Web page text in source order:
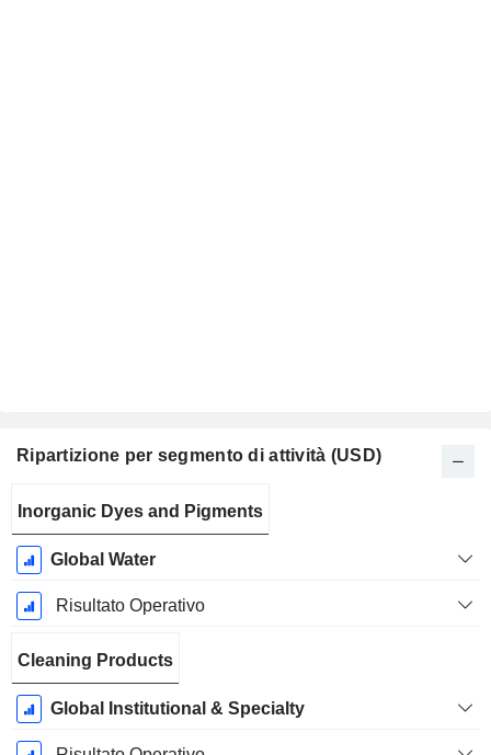
Ripartizione per segmento di attività (USD)
Fiscale:
Dicembre
Inorganic Dyes and Pigments
Global Water
Risultato Operativo
Cleaning Products
Global Institutional & Specialty